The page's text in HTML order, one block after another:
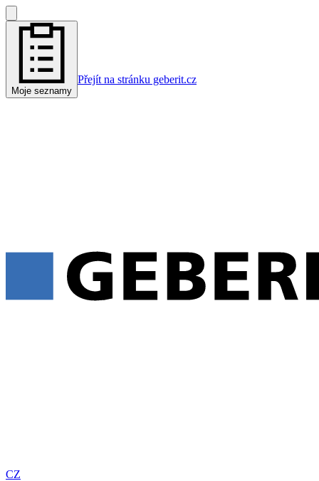
Moje seznamy
Přejít na stránku geberit.cz
CZ